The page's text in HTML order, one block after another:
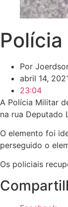
Por
abril 14,
23:04
A Polícia Militar
na rua Deputado
O elemento foi
perseguido o
Os policiais